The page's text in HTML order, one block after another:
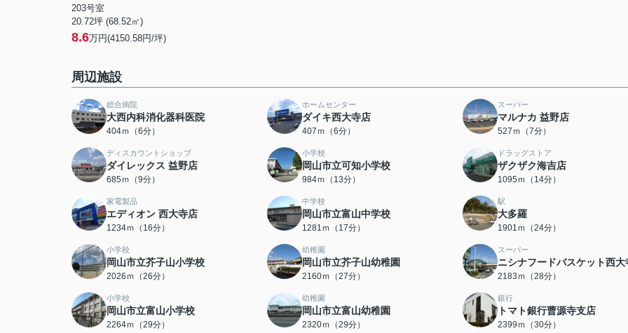
203号室
20.72坪 (68.52㎡)
8.6万円(4150.58円/坪)
周辺施設
総合病院
大西内科消化器科医院
404ｍ（6分）
ホームセンター
ダイキ西大寺店
407ｍ（6分）
スーパー
マルナカ 益野店
527ｍ（7分）
ディスカウントショップ
ダイレックス 益野店
685ｍ（9分）
小学校
岡山市立可知小学校
984ｍ（13分）
ドラッグストア
ザクザク海吉店
1095ｍ（14分）
家電製品
エディオン 西大寺店
1234ｍ（16分）
中学校
岡山市立富山中学校
1281ｍ（17分）
駅
大多羅
1901ｍ（24分）
小学校
岡山市立芥子山小学校
2026ｍ（26分）
幼稚園
岡山市立芥子山幼稚園
2160ｍ（27分）
スーパー
ニシナフードバスケット西大
2183ｍ（28分）
小学校
岡山市立富山小学校
2264ｍ（29分）
幼稚園
岡山市立富山幼稚園
2320ｍ（29分）
銀行
トマト銀行曹源寺支店
2399ｍ（30分）